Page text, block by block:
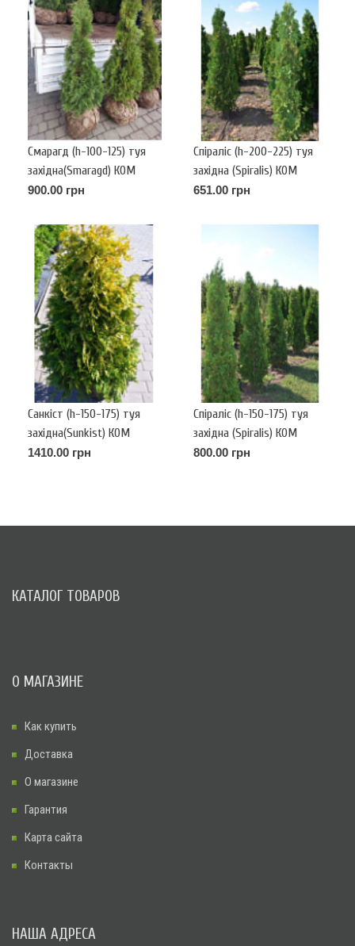
Смарагд (h-100-125) туя
західна(Smaragd) КОМ
900.00 грн
Спіраліс (h-200-225) туя
західна (Spiralis) КОМ
651.00 грн
Санкіст (h-150-175) туя
західна(Sunkist) КОМ
1410.00 грн
Спіраліс (h-150-175) туя
західна (Spiralis) КОМ
800.00 грн
КАТАЛОГ ТОВАРОВ
О МАГАЗИНЕ
Как купить
Доставка
О магазине
Гарантия
Карта сайта
Контакты
НАША АДРЕСА